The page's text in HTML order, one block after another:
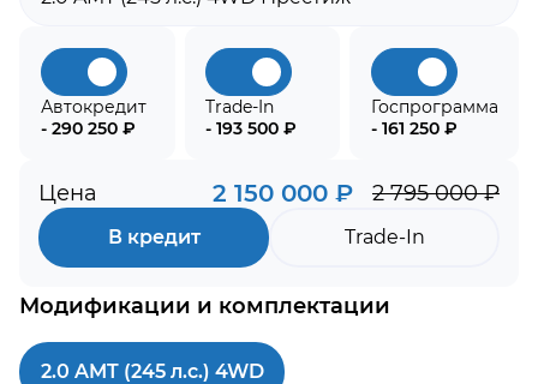
Автокредит
- 290 250 ₽
Trade-In
- 193 500 ₽
Госпрограмма
- 161 250 ₽
Цена 2 150 000 ₽ 2 795 000 ₽
В кредит Trade-In
Модификации и комплектации
2.0 AMT (245 л.с.) 4WD